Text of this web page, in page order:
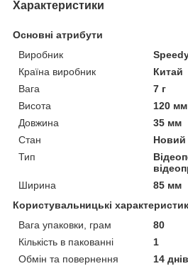
Характеристики
Основні атрибути
Виробник
Країна виробник
Китай
Вага
7 г
Висота
120 мм
Довжина
35 мм
Стан
Новий
Тип
Ширина
85 мм
Користувальницькі
Вага упаковки, грам
80
Кількість в пакованні
1
Обмін та повернення
14